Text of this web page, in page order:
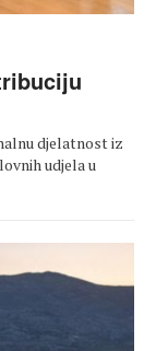
djelatnost iz
udjela u